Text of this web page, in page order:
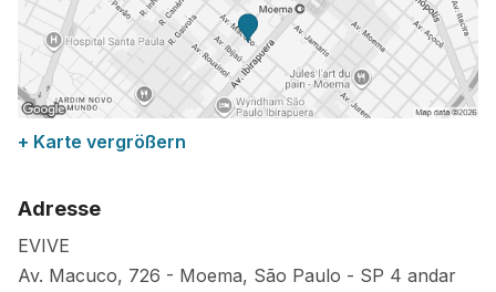
+ Karte vergrößern
Adresse
EVIVE
Av. Macuco, 726 - Moema, São Paulo - SP 4 andar